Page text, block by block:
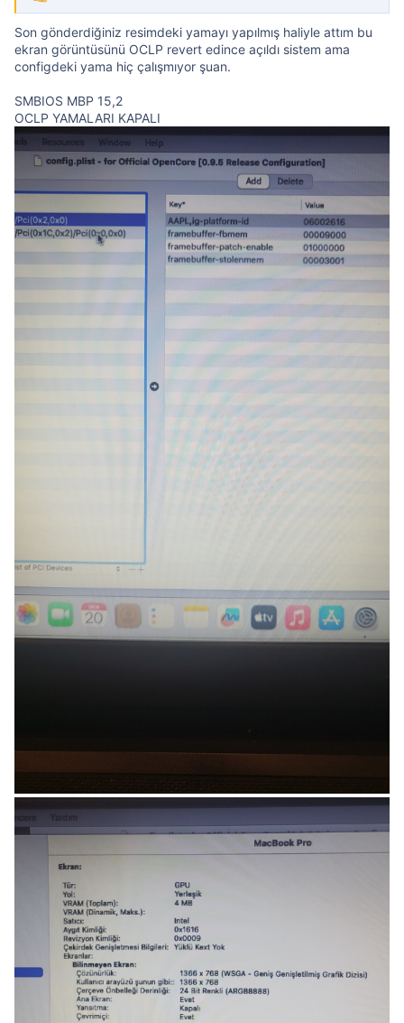
Son gönderdiğiniz resimdeki yamayı yapılmış haliyle attım bu
ekran görüntüsünü OCLP revert edince açıldı sistem ama
configdeki yama hiç çalışmıyor şuan.
SMBIOS MBP 15,2
OCLP YAMALARI KAPALI